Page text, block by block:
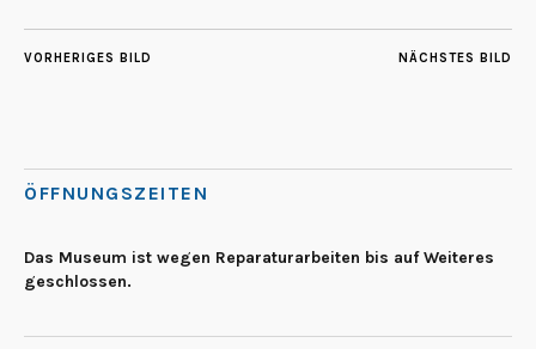
NÄCHSTES BILD
VORHERIGES BILD
ÖFFNUNGSZEITEN
Das Museum ist wegen Reparaturarbeiten bis auf Weiteres
geschlossen.